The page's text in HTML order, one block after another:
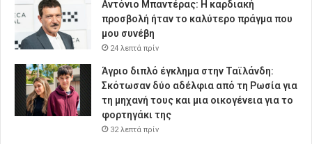
Αντόνιο Μπαντέρας: Η καρδιακή
προσβολή ήταν το καλύτερο πράγμα που
μου συνέβη
24 λεπτά πρίν
Άγριο διπλό έγκλημα στην Ταϊλάνδη:
Σκότωσαν δύο αδέλφια από τη Ρωσία για
τη μηχανή τους και μια οικογένεια για το
φορτηγάκι της
32 λεπτά πρίν